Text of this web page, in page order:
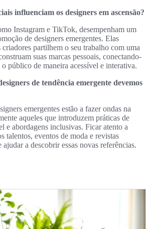
influenciam os designers em ascensão?
Instagram e TikTok, desempenham um
de designers emergentes. Elas
criadores partilhem o seu trabalho com uma
suas marcas pessoais, conectando-
público de maneira acessível e interativa.
de tendência emergente devemos
emergentes estão a fazer ondas na
aqueles que introduzem práticas de
e abordagens inclusivas. Ficar atento a
talentos, eventos de moda e revistas
ajudar a descobrir essas novas referências.